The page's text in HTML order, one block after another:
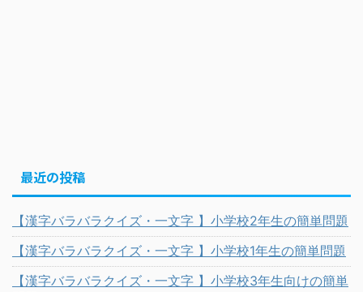
最近の投稿
【漢字バラバラクイズ・一文字 】小学校2年生の簡単問題
【漢字バラバラクイズ・一文字 】小学校1年生の簡単問題
【漢字バラバラクイズ・一文字 】小学校3年生向けの簡単